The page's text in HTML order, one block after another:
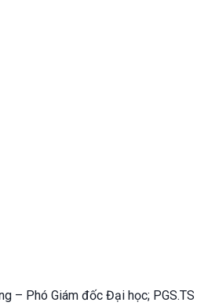
– Phó Giám đốc Đại học;